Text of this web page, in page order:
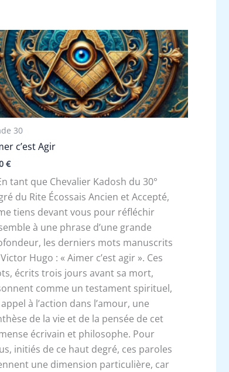
30
c’est Agir
€
tant que Chevalier Kadosh du 30°
du Rite Écossais Ancien et Accepté,
tiens devant vous pour réfléchir
à une phrase d’une grande
les derniers mots manuscrits
Hugo : « Aimer c’est agir ». Ces
écrits trois jours avant sa mort,
comme un testament spirituel,
à l’action dans l’amour, une
de la vie et de la pensée de cet
écrivain et philosophe. Pour
initiés de ce haut degré, ces paroles
une dimension particulière, car